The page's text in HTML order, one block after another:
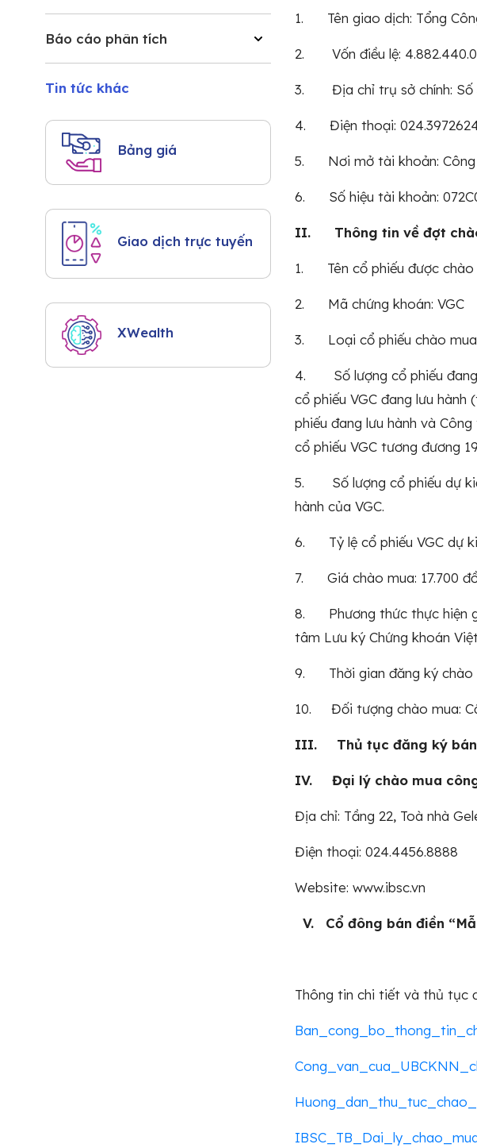
Báo cáo phân tích
Tin tức khác
Bảng giá
Giao dịch trực tuyến
XWealth
1. Tên giao dịch: Tổng
2. Vốn điều lệ:
3. Địa chỉ trụ sở chính: Số
4. Điện thoại:
5. Nơi mở tài khoản: Công
6. Số hiệu tài khoản:
II. Thông tin về đợt
1. Tên cổ phiếu được chào
2. Mã chứng khoán: VGC
3. Loại cổ phiếu chào mua:
4. Số lượng cổ phiếu đang
cổ phiếu VGC đang lưu hành
phiếu đang lưu hành và
cổ phiếu VGC tương đương
5. Số lượng cổ phiếu dự
hành của VGC.
6. Tỷ lệ cổ phiếu VGC dự
7. Giá chào mua: 17.700
8. Phương thức thực hiện
tâm Lưu ký Chứng khoán
9. Thời gian đăng ký chào
10. Đối tượng chào mua: Cổ
III. Thủ tục đăng ký bán
IV. Đại lý chào mua công
Địa chỉ: Tầng 22, Toà nhà
Điện thoại:
Website: www.ibsc.vn
V. Cổ đông bán điền
Thông tin chi tiết và thủ tục